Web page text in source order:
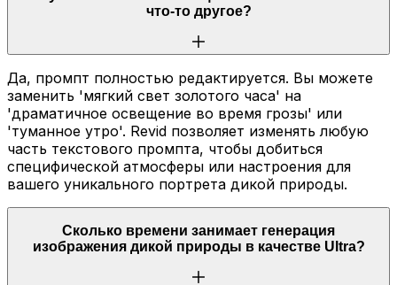
что-то другое?
Да, промпт полностью редактируется. Вы можете
заменить 'мягкий свет золотого часа' на
'драматичное освещение во время грозы' или
'туманное утро'. Revid позволяет изменять любую
часть текстового промпта, чтобы добиться
специфической атмосферы или настроения для
вашего уникального портрета дикой природы.
Сколько времени занимает генерация
изображения дикой природы в качестве Ultra?